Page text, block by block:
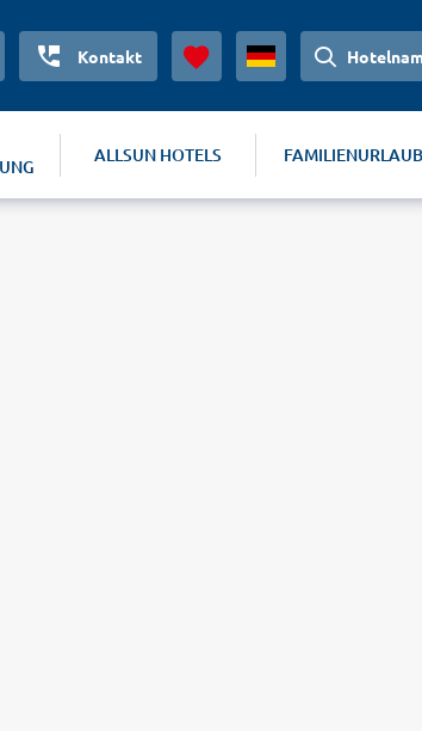
Kontakt
ALLSUN HOTELS FAMILIENURLAUB